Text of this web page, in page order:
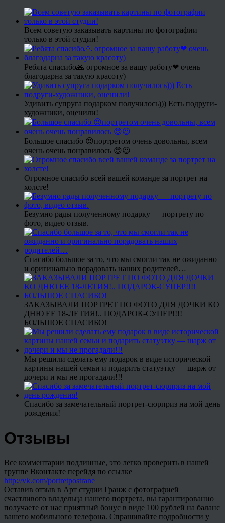
Всем советую заказывать картины по фотографии
только в этой студии!
Ребята спасибо🙏 огромное за вашу работу❤ очень
благодарна за такую красоту)
Удивить супруга подарком получилось))) Есть подруги-
художники, оценили!
Большое спасибо 😍портретом очень довольны, всем
очень очень понравилось 😍😍
Огромное спасибо всей вашей команде за портрет на
холсте!
Безумно рады полученному подарку — портрету по
фото, видео отзыв.
Спасибо большое за то, что мы смогли так не ожиданно
и оригинально порадовать наших родителей…
ЗАКАЗЫВАЛИ ПОРТРЕТ ПО ФОТО ДЛЯ ДОЧКИ КО
ДНЮ ЕЕ 18-ЛЕТИЯ!.. ПОДАРОК-СУПЕР!!!!
БОЛЬШОЕ СПАСИБО!
Мы решили сделать ему подарок в виде исторической
картины нашей семьи и подарить статуэтку — шарж от
дочери и мы не прогадали!!!
Спасибо за замечательный портрет-сюрприз на мой день
рождения!
Отзывы
Все комментарии подлинные, это легко проверить в нашей
группе Вконтакте перейдя по ссылке
http://vk.com/portretpostrane
Оставив отзыв в Арт студии Гранж с фотографией
счастливого владельца нашего портрета, вы гарантированно
получаете от нас приятный бонус в виде 100 рублей на баланс
вашего мобильного телефона. Спрашивайте подробности у